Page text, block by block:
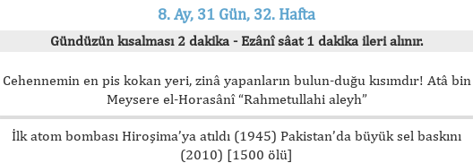
8. Ay, 31 Gün, 32. Hafta
Gündüzün kısalması 2 dakika - Ezânî sâat 1 dakika ileri alınır.
Cehennemin en pis kokan yeri, zinâ yapanların bulun-duğu kısımdır! Atâ bin
Meysere el-Horasânî “Rahmetullahi aleyh”
İlk atom bombası Hiroşima’ya atıldı (1945) Pakistan’da büyük sel baskını
(2010) [1500 ölü]